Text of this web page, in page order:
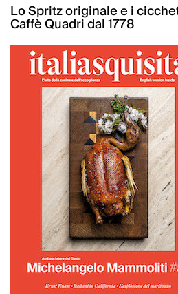
Lo Spritz originale e i
Caffè Quadri dal 1778